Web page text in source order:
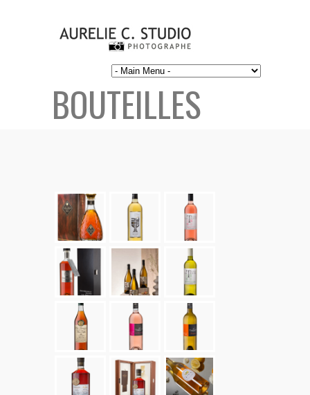
BOUTEILLES